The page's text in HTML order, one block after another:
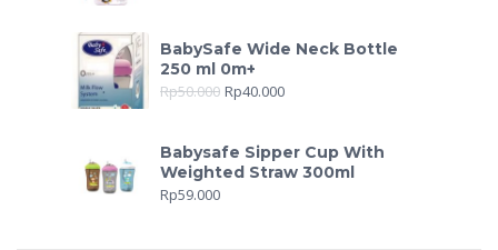
BabySafe Wide Neck Bottle
250 ml 0m+
Rp50.000 Rp40.000
Babysafe Sipper Cup With
Weighted Straw 300ml
Rp59.000